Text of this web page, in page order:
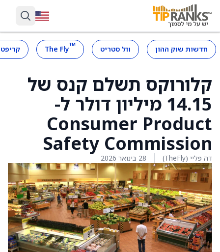
חדשות שוק ההון וול סטריט ™
The Fly
קלורוקס תשלם קנס של
14.15 מיליון דולר ל-
Consumer Product
Safety Commission
דה פליי (TheFly) 28 בינואר 2026